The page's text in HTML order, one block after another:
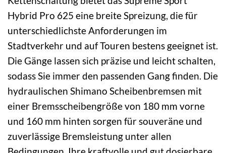
Hybrid Pro 625 eine breite Spreizung, die für
unterschiedlichste Anforderungen im
Stadtverkehr und auf Touren bestens geeignet ist.
Die Gänge lassen sich präzise und leicht schalten,
sodass Sie immer den passenden Gang finden. Die
hydraulischen Shimano Scheibenbremsen mit
einer Bremsscheibengröße von 180 mm vorne
und 160 mm hinten sorgen für souveräne und
zuverlässige Bremsleistung unter allen